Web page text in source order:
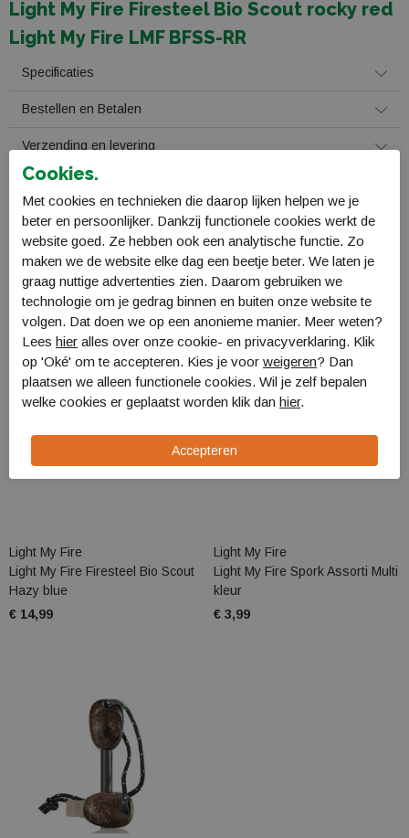
Light My Fire Firesteel Bio Scout rocky red
Light My Fire LMF BFSS-RR
Specificaties
Bestellen en Betalen
Verzending en levering
Retourneren
Gerelateerde producten
Light My Fire
Light My Fire Firesteel Bio Scout
Hazy blue
€ 14,99
Light My Fire
Light My Fire Spork Assorti Multi
kleur
€ 3,99
Cookies.
Met cookies en technieken die daarop lijken helpen we je
beter en persoonlijker. Dankzij functionele cookies werkt de
website goed. Ze hebben ook een analytische functie. Zo
maken we de website elke dag een beetje beter. We laten je
graag nuttige advertenties zien. Daarom gebruiken we
technologie om je gedrag binnen en buiten onze website te
volgen. Dat doen we op een anonieme manier. Meer weten?
Lees hier alles over onze cookie- en privacyverklaring. Klik
op 'Oké' om te accepteren. Kies je voor weigeren? Dan
plaatsen we alleen functionele cookies. Wil je zelf bepalen
welke cookies er geplaatst worden klik dan hier.